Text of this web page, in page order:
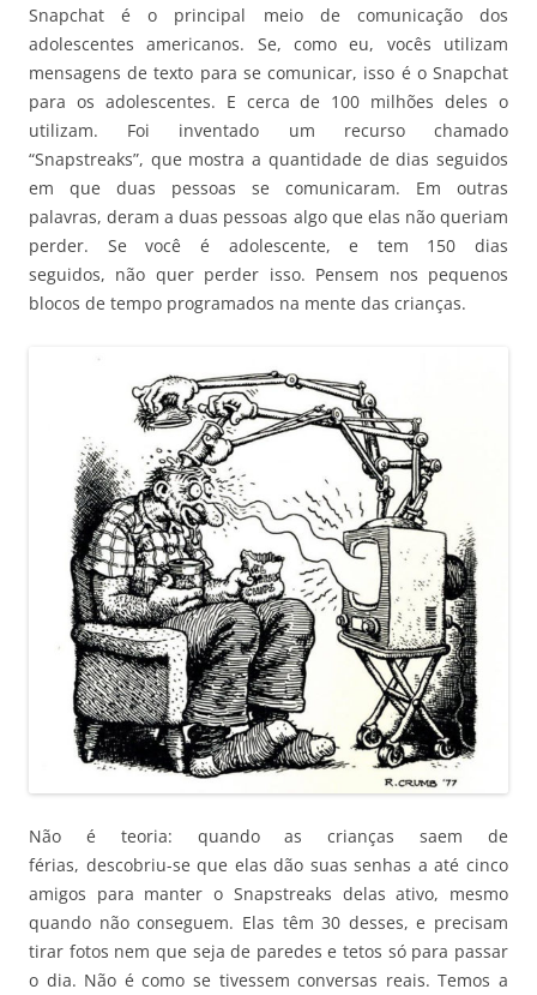
Snapchat é o principal meio de comunicação dos
adolescentes americanos. Se, como eu, vocês utilizam
mensagens de texto para se comunicar, isso é o Snapchat
para os adolescentes. E cerca de 100 milhões deles o
utilizam. Foi inventado um recurso chamado
“Snapstreaks”, que mostra a quantidade de dias seguidos
em que duas pessoas se comunicaram. Em outras
palavras, deram a duas pessoas algo que elas não queriam
perder. Se você é adolescente, e tem 150 dias
seguidos, não quer perder isso. Pensem nos pequenos
blocos de tempo programados na mente das crianças.
Não é teoria: quando as crianças saem de
férias, descobriu-se que elas dão suas senhas a até cinco
amigos para manter o Snapstreaks delas ativo, mesmo
quando não conseguem. Elas têm 30 desses, e precisam
tirar fotos nem que seja de paredes e tetos só para passar
o dia. Não é como se tivessem conversas reais. Temos a